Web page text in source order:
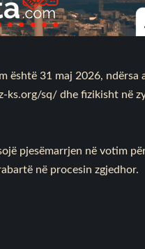
është 31 maj 2026, ndërsa
ks.org/sq/ dhe fizikisht në
pjesëmarrjen në votim
në procesin zgjedhor.